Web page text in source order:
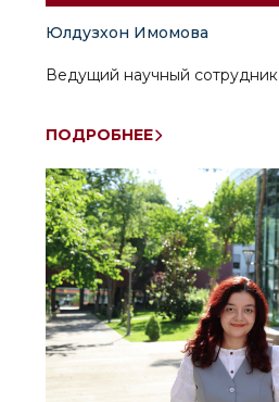
Юлдузхон Имомова
Ведущий научный сотрудник
ПОДРОБНЕЕ